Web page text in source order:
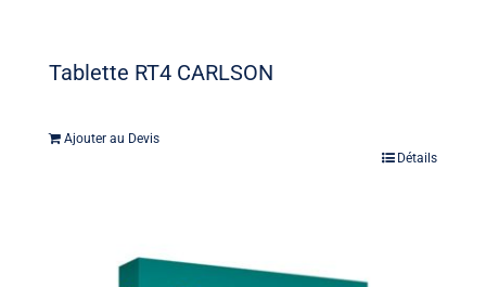
Tablette RT4 CARLSON
Ajouter au Devis
Détails